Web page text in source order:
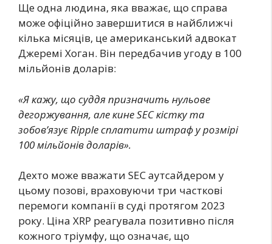
Ще одна людина, яка вважає, що справа
може офіційно завершитися в найближчі
кілька місяців, це американський адвокат
Джеремі Хоган. Він передбачив угоду в 100
мільйонів доларів:
«Я кажу, що суддя призначить нульове
дегоржування, але кине SEC кістку та
зобов’язує Ripple сплатити штраф у розмірі
100 мільйонів доларів».
Дехто може вважати SEC аутсайдером у
цьому позові, враховуючи три часткові
перемоги компанії в суді протягом 2023
року. Ціна XRP реагувала позитивно після
кожного тріумфу, що означає, що